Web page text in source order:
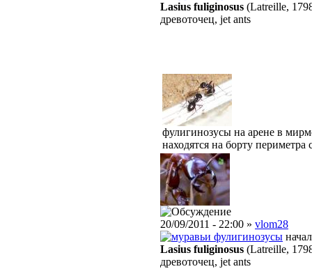
Lasius fuliginosus (Latreille,
древоточец, jet ants
фулигинозусы на арене в
находятся на борту периметра
20/09/2011 - 22:00 » vlom28
фулигинозусы
Lasius fuliginosus (Latreille,
древоточец, jet ants